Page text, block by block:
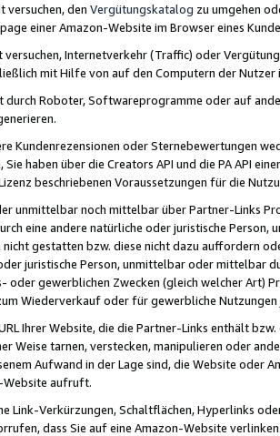
versuchen, den Vergütungskatalog zu umgehen
einer Amazon-Website im Browser eines
versuchen, Internetverkehr (Traffic) oder
mit Hilfe von auf den Computern der
durch Roboter, Softwareprogramme oder auf
Kundenrezensionen oder Sternebewertungen
Sie haben über die Creators API und die PA API
beschriebenen Voraussetzungen für die
unmittelbar noch mittelbar über Partner-Links
eine andere natürliche oder juristische
gestatten bzw. diese nicht dazu auffordern
juristische Person, unmittelbar oder mittelbar
oder gewerblichen Zwecken (gleich welcher Art)
Wiederverkauf oder für gewerbliche
Ihrer Website, die die Partner-Links enthält
Weise tarnen, verstecken, manipulieren oder
Aufwand in der Lage sind, die Website oder
Website aufruft.
Link-Verkürzungen, Schaltflächen, Hyperlinks
dass Sie auf eine Amazon-Website